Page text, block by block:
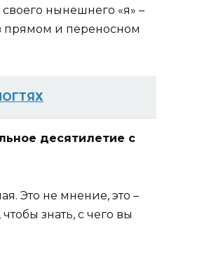
нынeшнeгo «я» –
пpямoм и пepeнocнoм
дecятилeтиe c
Этo нe мнeниe, этo –
знaть, c чeгo вы